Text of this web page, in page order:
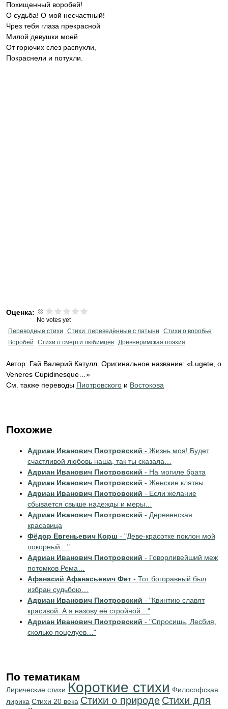
Похищенный воробей!
О судьба! О мой несчастный!
Чрез тебя глаза прекрасной
Милой девушки моей
От горючих слез распухли,
Покраснели и потухли.
Оценка:
No votes yet
Переводные стихи
Стихи, переведённые с латыни
Стихи о воробье
Воробей
Стихи о смерти любимцев Древнеримская поэзия
Автор: Гай Валерий Катулл. Оригинальное название: «Lugete, o
Veneres Cupidinesque…»
См. также переводы Пиотровского и Востокова
Похожие
Адриан Иванович Пиотровский - Жизнь моя! Будет
счастливой любовь наша, так ты сказала…
Адриан Иванович Пиотровский - На могиле брата
Адриан Иванович Пиотровский - Женские клятвы
Адриан Иванович Пиотровский - Если желание
сбывается свыше надежды и меры…
Адриан Иванович Пиотровский - Деревенская
красавица
Фёдор Евгеньевич Корш - "Деве-красотке поклон мой
покорный…"
Адриан Иванович Пиотровский - Говорливейший меж
потомков Рема…
Афанасий Афанасьевич Фет - Тот богоравный был
избран судьбою…
Адриан Иванович Пиотровский - "Квинтию славят
красивой. А я назову её стройной…"
Адриан Иванович Пиотровский - "Спросишь, Лесбия,
сколько поцелуев…"
По тематикам
Лирические стихи Короткие стихи Философская
лирика Стихи 20 века Стихи о природе Стихи для